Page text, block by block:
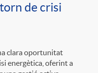
de crisi
clara oportunitat
energètica, oferint a